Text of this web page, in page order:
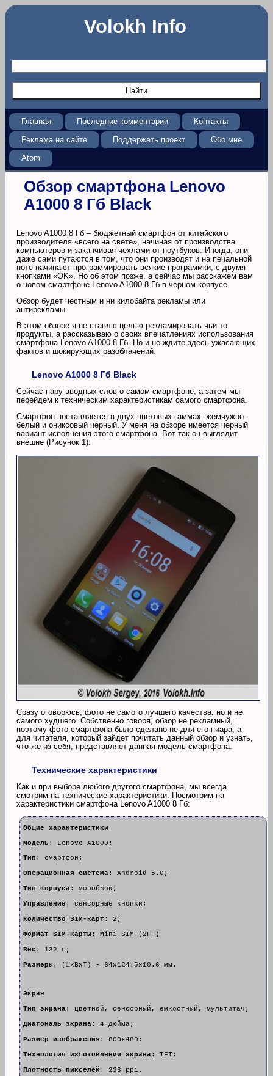
Volokh Info
Главная Последние комментарии
Контакты
Реклама на сайте
Поддержать проект
Обо мне
Atom
Обзор смартфона Lenovo
A1000 8 Гб Black
Lenovo A1000 8 Гб – бюджетный смартфон от китайского
производителя «всего на свете», начиная от производства
компьютеров и заканчивая чехлами от ноутбуков. Иногда, они
даже сами путаются в том, что они производят и на печальной
ноте начинают программировать всякие программки, с двумя
кнопками «OK». Но об этом позже, а сейчас мы расскажем вам
о новом смартфоне Lenovo A1000 8 Гб в черном корпусе.
Обзор будет честным и ни килобайта рекламы или
антирекламы.
В этом обзоре я не ставлю целью рекламировать чьи-то
продукты, а рассказываю о своих впечатлениях использования
смартфона Lenovo A1000 8 Гб. Но и не ждите здесь ужасающих
фактов и шокирующих разоблачений.
Lenovo A1000 8 Гб Black
Сейчас пару вводных слов о самом смартфоне, а затем мы
перейдем к техническим характеристикам самого смартфона.
Смартфон поставляется в двух цветовых гаммах: жемчужно-
белый и ониксовый черный. У меня на обзоре имеется черный
вариант исполнения этого смартфона. Вот так он выглядит
внешне (Рисунок 1):
Сразу оговорюсь, фото не самого лучшего качества, но и не
самого худшего. Собственно говоря, обзор не рекламный,
поэтому фото смартфона было сделано не для его пиара, а
для читателя, который зайдет почитать данный обзор и узнать,
что же из себя, представляет данная модель смартфона.
Технические характеристики
Как и при выборе любого другого смартфона, мы всегда
смотрим на технические характеристики. Посмотрим на
характеристики смартфона Lenovo A1000 8 Гб:
Общие характеристики
Модель : Lenovo A1000;
Тип : смартфон;
Операционная система: Android 5.0;
Тип корпуса: моноблок;
Управление : сенсорные кнопки;
Количество SIM-карт : 2;
Формат SIM-карты : Mini-SIM (2FF)
Вес : 132 г;
Размеры : (ШxВxТ) - 64x124.5x10.6 мм.
Экран
Тип экрана: цветной, сенсорный, емкостный, мультитач;
Диагональ экрана: 4 дюйма;
Размер изображения : 800x480;
Технология изготовления экрана: TFT;
Плотность пикселей : 233 ppi.